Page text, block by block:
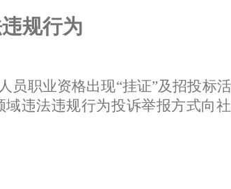
规行为
员职业资格出现“挂证”及招投标
违法违规行为投诉举报方式向